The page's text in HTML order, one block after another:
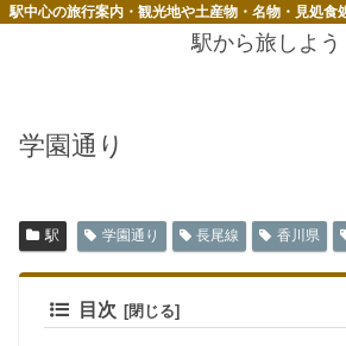
駅中心の旅行案内・観光地や土産物・名物・見処食
駅から旅しよう
学園通り
駅 学園通り 長尾線 香川県
目次